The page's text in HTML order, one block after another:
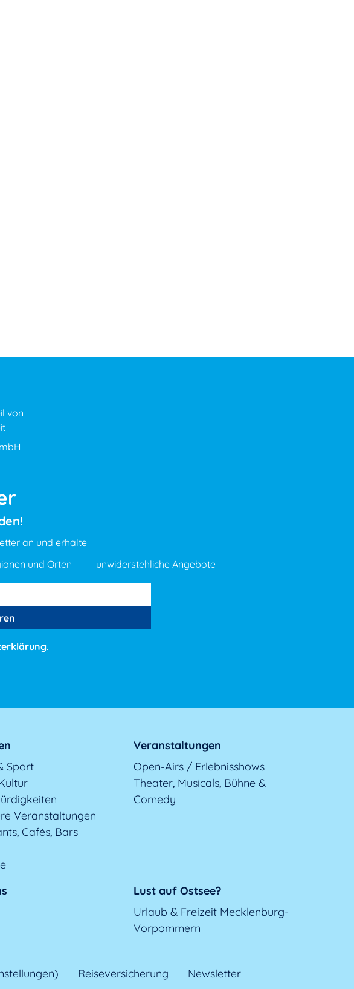
von
an und erhalte
und Orten unwiderstehliche Angebote
.
Sport
Veranstaltungen
Cafés, Bars
Veranstaltungen
Open-Airs / Erlebnisshows
Theater, Musicals, Bühne &
Comedy
Lust auf Ostsee?
Urlaub & Freizeit Mecklenburg-
Vorpommern
Reiseversicherung Newsletter